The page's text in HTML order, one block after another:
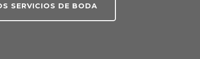
SERVICIOS DE BODA